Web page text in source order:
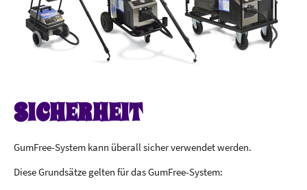
SICHERHEIT
GumFree-System kann überall sicher verwendet werden.
Diese Grundsätze gelten für das GumFree-System: